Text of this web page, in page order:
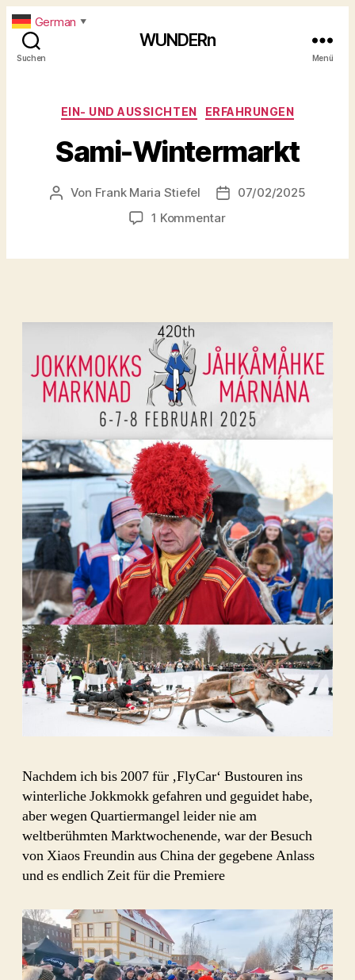
Suchen
WUNDERn
Menü
Kategorien
EIN- UND AUSSICHTEN ERFAHRUNGEN
Sami-Wintermarkt
Beitragsautor
Von Frank Maria Stiefel Beitragsdatum
07/02/2025
1 Kommentarzu
Nachdem ich bis 2007 für ‚FlyCar‘ Bustouren ins
winterliche Jokkmokk gefahren und geguidet habe,
aber wegen Quartiermangel leider nie am
weltberühmten Marktwochenende, war der Besuch
von Xiaos Freundin aus China der gegebene Anlass
und es endlich Zeit für die Premiere
German ▼